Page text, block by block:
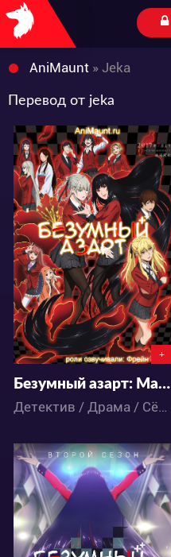
AniMaunt » Jeka
Перевод от jeka
71275
15 127
+
Безумный азарт: Маньяк азартных игр
Детектив / Драма / Сёнэн / Школа / Аниме
66320